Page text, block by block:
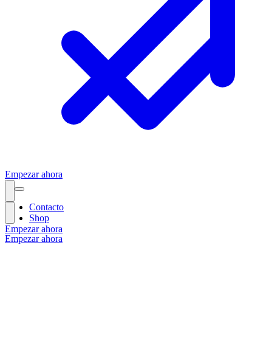
Empezar ahora
Empezar ahora
Contacto
Shop
Empezar ahora